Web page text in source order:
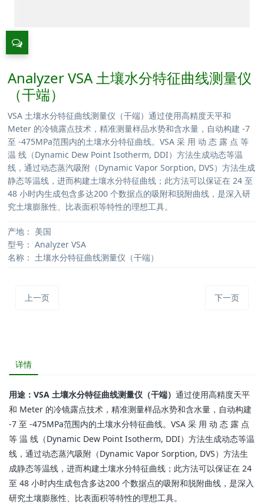
Analyzer VSA 土壤水分特征曲线测量仪
（干端）
VSA 土壤水分特征曲线测量仪（干端）通过使用高精度天平和
Meter 的冷镜露点技术，精准测量样品水势和含水量，自动构建 -7
至 -475MPa范围内的土壤水分特征曲线。VSA 采 用 动 态 露 点 等
温 线（Dynamic Dew Point Isotherm, DDI）方法生成动态等温
线，通过动态蒸汽吸附（Dynamic Vapor Sorption, DVS）方法生成
静态等温线，进而构建土壤水分特征曲线；此方法可以保证在 24 至
48 小时内生成包含多达200 个数据点的吸附和脱附曲线，是深入研
究土壤膨胀性、比表面积等特性的理想工具。
产地： 美国
型号： Analyzer VSA
名称： 土壤水分特征曲线测量仪（干端）
上一页 下一页
详情
用途：VSA 土壤水分特征曲线测量仪（干端） 通过使用高精度天平
和 Meter 的冷镜露点技术，精准测量样品水势和含水量，自动构建
-7 至 -475MPa范围内的土壤水分特征曲线。VSA 采 用 动 态 露 点
等 温 线（Dynamic Dew Point Isotherm, DDI）方法生成动态等温
线，通过动态蒸汽吸附（Dynamic Vapor Sorption, DVS）方法生
成静态等温线，进而构建土壤水分特征曲线；此方法可以保证在 24
至 48 小时内生成包含多达200 个数据点的吸附和脱附曲线，是深入
研究土壤膨胀性、比表面积等特性的理想工具。